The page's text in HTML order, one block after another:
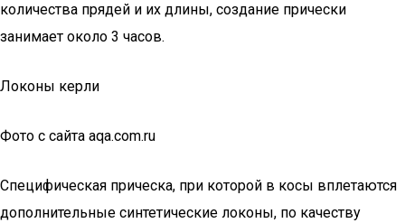
количества прядей и их длины, создание прически
занимает около 3 часов.
Локоны керли
Фото с сайта aqa.com.ru
Специфическая прическа, при которой в косы вплетаются
дополнительные синтетические локоны, по качеству